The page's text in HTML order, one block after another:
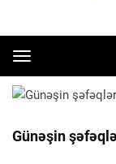
Toggle
navigation
Günəşin